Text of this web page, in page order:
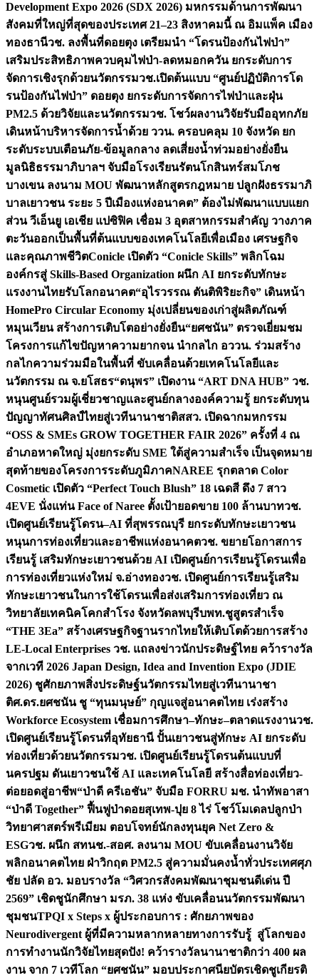
Development Expo 2026 (SDX 2026) มหกรรมด้านการพัฒนา
สังคมที่ใหญ่ที่สุดของประเทศ 21–23 สิงหาคมนี้ ณ อิมแพ็ค เมือง
ทองธานีวช. ลงพื้นที่ดอยตุง เตรียมนำ “โดรนป้องกันไฟป่า”
เสริมประสิทธิภาพควบคุมไฟป่า-ลดหมอกควัน ยกระดับการ
จัดการเชิงรุกด้วยนวัตกรรมวช.เปิดต้นแบบ “ศูนย์ปฏิบัติการโด
รนป้องกันไฟป่า” ดอยตุง ยกระดับการจัดการไฟป่าและฝุ่น
PM2.5 ด้วยวิจัยและนวัตกรรมวช. โชว์ผลงานวิจัยรับมืออุทกภัย
เดินหน้าบริหารจัดการน้ำด้วย ววน. ครอบคลุม 10 จังหวัด ยก
ระดับระบบเตือนภัย-ข้อมูลกลาง ลดเสี่ยงน้ำท่วมอย่างยั่งยืน
มูลนิธิธรรมาภิบาลฯ จับมือโรงเรียนรัตนโกสินทร์สมโภช
บางเขน ลงนาม MOU พัฒนาหลักสูตรกฎหมาย ปลูกฝังธรรมาภิ
บาลเยาวชน ระยะ 5 ปีเมืองแห่งอนาคต” ต้องไม่พัฒนาแบบแยก
ส่วน วีเอ็นยู เอเชีย แปซิฟิค เชื่อม 3 อุตสาหกรรมสำคัญ วางภาค
ตะวันออกเป็นพื้นที่ต้นแบบของเทคโนโลยีเพื่อเมือง เศรษฐกิจ
และคุณภาพชีวิตConicle เปิดตัว “Conicle Skills” พลิกโฉม
องค์กรสู่ Skills-Based Organization ผนึก AI ยกระดับทักษะ
แรงงานไทยรับโลกอนาคต“อุไรวรรณ ตันติพิริยะกิจ” เดินหน้า
HomePro Circular Economy มุ่งเปลี่ยนของเก่าสู่ผลิตภัณฑ์
หมุนเวียน สร้างการเติบโตอย่างยั่งยืน“ยศชนัน” ตรวจเยี่ยมชม
โครงการแก้ไขปัญหาความยากจน นำกลไก อววน. ร่วมสร้าง
กลไกความร่วมมือในพื้นที่ ขับเคลื่อนด้วยเทคโนโลยีและ
นวัตกรรม ณ จ.ยโสธร“ดนุพร” เปิดงาน “ART DNA HUB” วช.
หนุนศูนย์รวมผู้เชี่ยวชาญและศูนย์กลางองค์ความรู้ ยกระดับทุน
ปัญญาทัศนศิลป์ไทยสู่เวทีนานาชาติสสว. เปิดฉากมหกรรม
“OSS & SMEs GROW TOGETHER FAIR 2026” ครั้งที่ 4 ณ
อำเภอหาดใหญ่ มุ่งยกระดับ SME ใต้สู่ความสำเร็จ เป็นจุดหมาย
สุดท้ายของโครงการระดับภูมิภาคNAREE รุกตลาด Color
Cosmetic เปิดตัว “Perfect Touch Blush” 18 เฉดสี ดึง 7 สาว
4EVE นั่งแท่น Face of Naree ตั้งเป้ายอดขาย 100 ล้านบาทวช.
เปิดศูนย์เรียนรู้โดรน–AI ที่สุพรรณบุรี ยกระดับทักษะเยาวชน
หนุนการท่องเที่ยวและอาชีพแห่งอนาคตวช. ขยายโอกาสการ
เรียนรู้ เสริมทักษะเยาวชนด้วย AI เปิดศูนย์การเรียนรู้โดรนเพื่อ
การท่องเที่ยวแห่งใหม่ จ.อ่างทองวช. เปิดศูนย์การเรียนรู้เสริม
ทักษะเยาวชนในการใช้โดรนเพื่อส่งเสริมการท่องเที่ยว ณ
วิทยาลัยเทคนิคโคกสำโรง จังหวัดลพบุรีบพท.ชูสูตรสำเร็จ
“THE 3Ea” สร้างเศรษฐกิจฐานรากไทยให้เติบโตด้วยการสร้าง
LE-Local Enterprises วช. แถลงข่าวนักประดิษฐ์ไทย คว้ารางวัล
จากเวที 2026 Japan Design, Idea and Invention Expo (JDIE
2026) ชูศักยภาพสิ่งประดิษฐ์นวัตกรรมไทยสู่เวทีนานาชา
ติศ.ดร.ยศชนัน ชู “ทุนมนุษย์” กุญแจสู่อนาคตไทย เร่งสร้าง
Workforce Ecosystem เชื่อมการศึกษา–ทักษะ–ตลาดแรงงานวช.
เปิดศูนย์เรียนรู้โดรนที่อุทัยธานี ปั้นเยาวชนสู่ทักษะ AI ยกระดับ
ท่องเที่ยวด้วยนวัตกรรมวช. เปิดศูนย์เรียนรู้โดรนต้นแบบที่
นครปฐม ดันเยาวชนใช้ AI และเทคโนโลยี สร้างสื่อท่องเที่ยว-
ต่อยอดสู่อาชีพ“ป่าดี ครีเอชัน” จับมือ FORRU มช. นำทัพอาสา
“ป่าดี Together” ฟื้นฟูป่าดอยสุเทพ-ปุย 8 ไร่ โชว์โมเดลปลูกป่า
วิทยาศาสตร์พรีเมียม ตอบโจทย์นักลงทุนยุค Net Zero &
ESGวช. ผนึก สทนช.-สอศ. ลงนาม MOU ขับเคลื่อนงานวิจัย
พลิกอนาคตไทย ฝ่าวิกฤต PM2.5 สู่ความมั่นคงน้ำทั่วประเทศศุภ
ชัย ปลัด อว. มอบรางวัล “วิศวกรสังคมพัฒนาชุมชนดีเด่น ปี
2569” เชิดชูนักศึกษา มรภ. 38 แห่ง ขับเคลื่อนนวัตกรรมพัฒนา
ชุมชนTPQI x Steps x ผู้ประกอบการ : ศักยภาพของ
Neurodivergent ผู้ที่มีความหลากหลายทางการรับรู้ สู่โลกของ
การทำงานนักวิจัยไทยสุดปัง! คว้ารางวัลนานาชาติกว่า 400 ผล
งาน จาก 7 เวทีโลก “ยศชนัน” มอบประกาศนียบัตรเชิดชูเกียรติ